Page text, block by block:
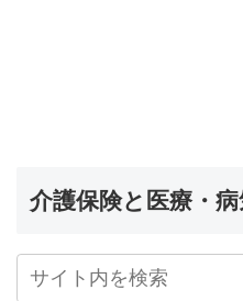
介護保険と医療・